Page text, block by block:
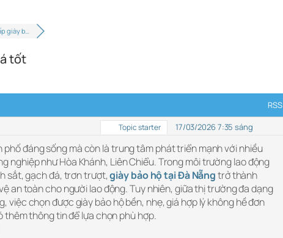
giày b…
tốt
RSS
Topic starter 17/03/2026 7:35 sáng
phố đáng sống mà còn là trung tâm phát triển mạnh với nhiều
nghiệp như Hòa Khánh, Liên Chiểu. Trong môi trường lao động
sắt, gạch đá, trơn trượt, giày bảo hộ tại Đà Nẵngtrở thành
an toàn cho người lao động. Tuy nhiên, giữa thị trường đa dạng
việc chọn được giày bảo hộ bền, nhẹ, giá hợp lý không hề đơn
thêm thông tin để lựa chọn phù hợp.